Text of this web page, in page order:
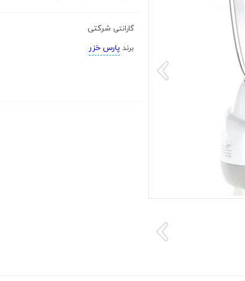
گارانتی شرکتی
برندپارس خزر